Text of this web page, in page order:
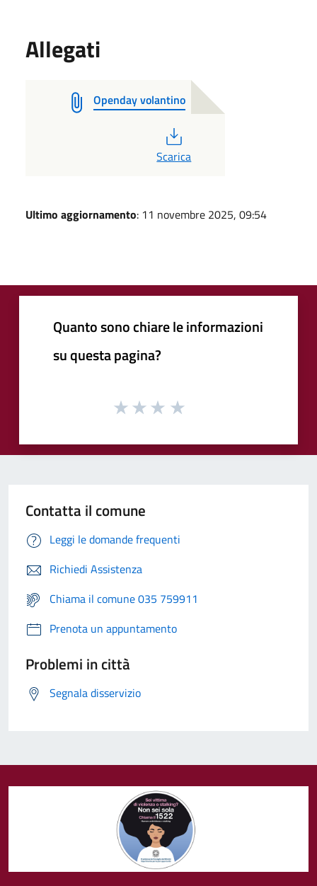
Allegati
Openday volantino
Scarica
Ultimo aggiornamento: 11 novembre 2025, 09:54
Quanto sono chiare le informazioni
su questa pagina?
Contatta il comune
Leggi le domande frequenti
Richiedi Assistenza
Chiama il comune 035 759911
Prenota un appuntamento
Problemi in città
Segnala disservizio